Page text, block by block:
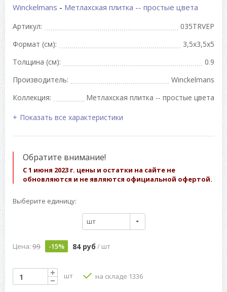
Winckelmans - Метлахская плитка -- простые цвета
Артикул:
035TRVEP
Формат (см):
3,5x3,5x5
Толщина (см):
0.9
Производитель:
Winckelmans
Коллекция:
Метлахская плитка -- простые цвета
Показать все характеристики
Обратите внимание!
С 1 июня 2023 г. цены и остатки на сайте не
обновляются и не являются официальной офертой.
Выберите единицу:
шт
Цена: 99 -15% 84 руб / шт
шт на складе 1336